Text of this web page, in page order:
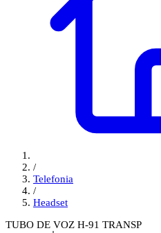
/
Telefonia
/
Headset
TUBO DE VOZ H-91 TRANSP